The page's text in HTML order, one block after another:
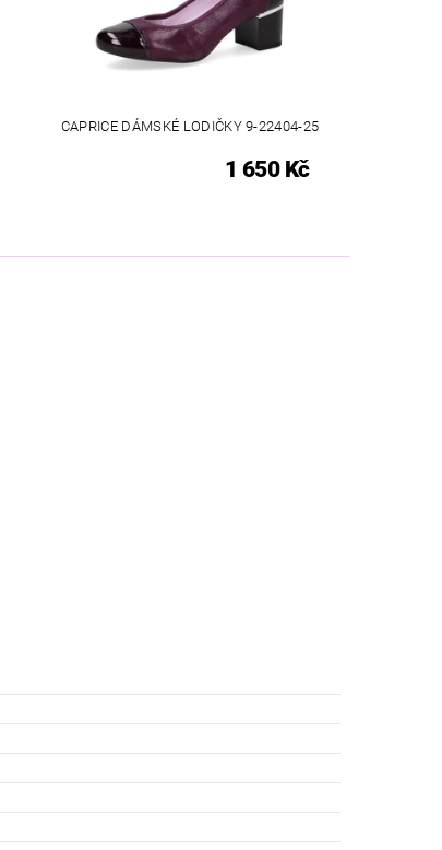
CAPRICE DÁMSKÉ LODIČKY 9-22404-25
1 650 Kč